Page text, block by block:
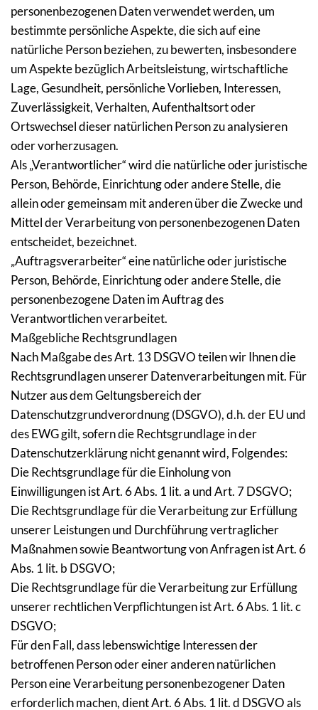
personenbezogenen Daten verwendet werden, um
bestimmte persönliche Aspekte, die sich auf eine
natürliche Person beziehen, zu bewerten, insbesondere
um Aspekte bezüglich Arbeitsleistung, wirtschaftliche
Lage, Gesundheit, persönliche Vorlieben, Interessen,
Zuverlässigkeit, Verhalten, Aufenthaltsort oder
Ortswechsel dieser natürlichen Person zu analysieren
oder vorherzusagen.
Als „Verantwortlicher“ wird die natürliche oder juristische
Person, Behörde, Einrichtung oder andere Stelle, die
allein oder gemeinsam mit anderen über die Zwecke und
Mittel der Verarbeitung von personenbezogenen Daten
entscheidet, bezeichnet.
„Auftragsverarbeiter“ eine natürliche oder juristische
Person, Behörde, Einrichtung oder andere Stelle, die
personenbezogene Daten im Auftrag des
Verantwortlichen verarbeitet.
Maßgebliche Rechtsgrundlagen
Nach Maßgabe des Art. 13 DSGVO teilen wir Ihnen die
Rechtsgrundlagen unserer Datenverarbeitungen mit. Für
Nutzer aus dem Geltungsbereich der
Datenschutzgrundverordnung (DSGVO), d.h. der EU und
des EWG gilt, sofern die Rechtsgrundlage in der
Datenschutzerklärung nicht genannt wird, Folgendes:
Die Rechtsgrundlage für die Einholung von
Einwilligungen ist Art. 6 Abs. 1 lit. a und Art. 7 DSGVO;
Die Rechtsgrundlage für die Verarbeitung zur Erfüllung
unserer Leistungen und Durchführung vertraglicher
Maßnahmen sowie Beantwortung von Anfragen ist Art. 6
Abs. 1 lit. b DSGVO;
Die Rechtsgrundlage für die Verarbeitung zur Erfüllung
unserer rechtlichen Verpflichtungen ist Art. 6 Abs. 1 lit. c
DSGVO;
Für den Fall, dass lebenswichtige Interessen der
betroffenen Person oder einer anderen natürlichen
Person eine Verarbeitung personenbezogener Daten
erforderlich machen, dient Art. 6 Abs. 1 lit. d DSGVO als